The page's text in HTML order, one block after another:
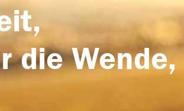
die